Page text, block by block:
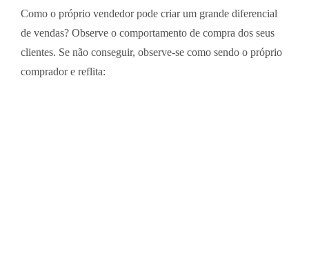
Como o próprio vendedor pode criar um grande diferencial
de vendas? Observe o comportamento de compra dos seus
clientes. Se não conseguir, observe-se como sendo o próprio
comprador e reflita: